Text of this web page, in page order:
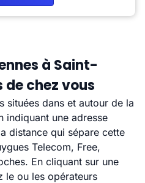
à Saint-
chez vous
situées dans et autour de la
indiquant une adresse
distance qui sépare cette
Telecom, Free,
En cliquant sur une
le ou les opérateurs